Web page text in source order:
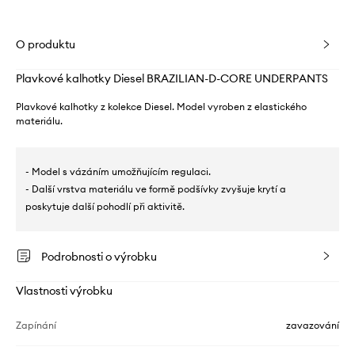
O produktu
Plavkové kalhotky Diesel BRAZILIAN-D-CORE UNDERPANTS
Plavkové kalhotky z kolekce Diesel. Model vyroben z elastického
materiálu.
- Model s vázáním umožňujícím regulaci.
- Další vrstva materiálu ve formě podšívky zvyšuje krytí a
poskytuje další pohodlí při aktivitě.
Podrobnosti o výrobku
Vlastnosti výrobku
Zapínání zavazování